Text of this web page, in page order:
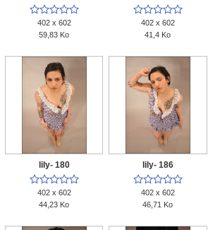

402 x 602
59,83 Ko

402 x 602
41,4 Ko
lily- 180

402 x 602
44,23 Ko
lily- 186

402 x 602
46,71 Ko